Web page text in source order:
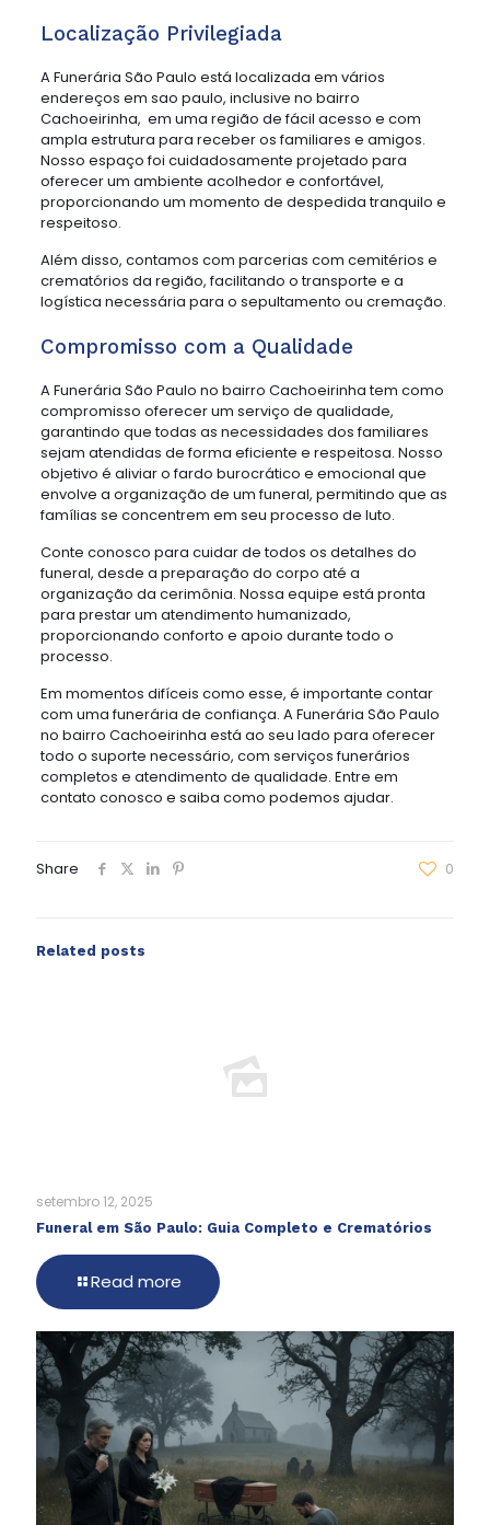
Localização Privilegiada
A Funerária São Paulo está localizada em vários
endereços em sao paulo, inclusive no bairro
Cachoeirinha, em uma região de fácil acesso e com
ampla estrutura para receber os familiares e amigos.
Nosso espaço foi cuidadosamente projetado para
oferecer um ambiente acolhedor e confortável,
proporcionando um momento de despedida tranquilo e
respeitoso.
Além disso, contamos com parcerias com cemitérios e
crematórios da região, facilitando o transporte e a
logística necessária para o sepultamento ou cremação.
Compromisso com a Qualidade
A Funerária São Paulo no bairro Cachoeirinha tem como
compromisso oferecer um serviço de qualidade,
garantindo que todas as necessidades dos familiares
sejam atendidas de forma eficiente e respeitosa. Nosso
objetivo é aliviar o fardo burocrático e emocional que
envolve a organização de um funeral, permitindo que as
famílias se concentrem em seu processo de luto.
Conte conosco para cuidar de todos os detalhes do
funeral, desde a preparação do corpo até a
organização da cerimônia. Nossa equipe está pronta
para prestar um atendimento humanizado,
proporcionando conforto e apoio durante todo o
processo.
Em momentos difíceis como esse, é importante contar
com uma funerária de confiança. A Funerária São Paulo
no bairro Cachoeirinha está ao seu lado para oferecer
todo o suporte necessário, com serviços funerários
completos e atendimento de qualidade. Entre em
contato conosco e saiba como podemos ajudar.
Share 0
Related posts
setembro 12, 2025
Funeral em São Paulo: Guia Completo e Crematórios
Read more